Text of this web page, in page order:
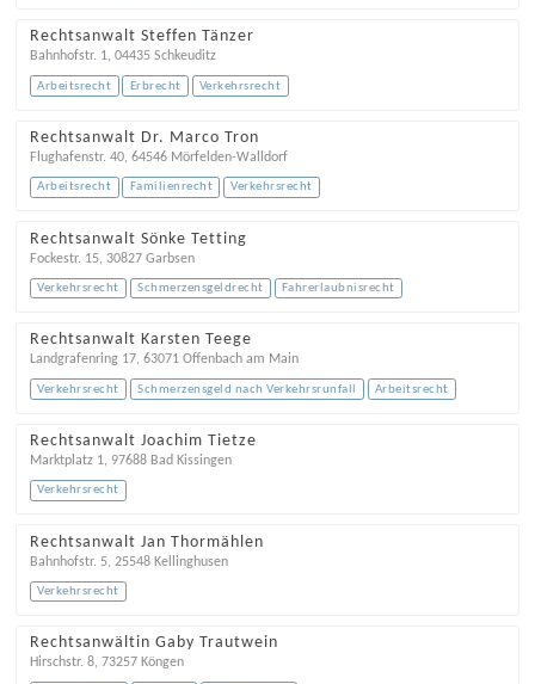
Rechtsanwalt Steffen Tänzer
Bahnhofstr. 1, 04435 Schkeuditz
Arbeitsrecht Erbrecht Verkehrsrecht
Rechtsanwalt Dr. Marco Tron
Flughafenstr. 40, 64546 Mörfelden-Walldorf
Arbeitsrecht Familienrecht Verkehrsrecht
Rechtsanwalt Sönke Tetting
Fockestr. 15, 30827 Garbsen
Verkehrsrecht Schmerzensgeldrecht Fahrerlaubnisrecht
Rechtsanwalt Karsten Teege
Landgrafenring 17, 63071 Offenbach am Main
Verkehrsrecht Schmerzensgeld nach Verkehrsrunfall Arbeitsrecht
Rechtsanwalt Joachim Tietze
Marktplatz 1, 97688 Bad Kissingen
Verkehrsrecht
Rechtsanwalt Jan Thormählen
Bahnhofstr. 5, 25548 Kellinghusen
Verkehrsrecht
Rechtsanwältin Gaby Trautwein
Hirschstr. 8, 73257 Köngen